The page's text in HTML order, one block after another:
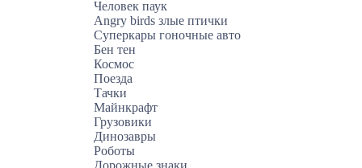
Человек паук
Angry birds злые птички
Суперкары гоночные авто
Бен тен
Космос
Поезда
Тачки
Майнкрафт
Грузовики
Динозавры
Роботы